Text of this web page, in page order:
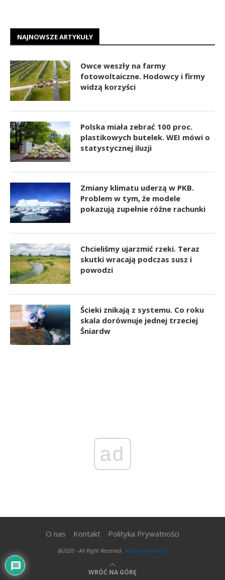
NAJNOWSZE ARTYKUŁY
Owce weszły na farmy
fotowoltaiczne. Hodowcy i firmy
widzą korzyści
Polska miała zebrać 100 proc.
plastikowych butelek. WEI mówi o
statystycznej iluzji
Zmiany klimatu uderzą w PKB.
Problem w tym, że modele
pokazują zupełnie różne rachunki
Chcieliśmy ujarzmić rzeki. Teraz
skutki wracają podczas susz i
powodzi
Ścieki znikają z systemu. Co roku
skala dorównuje jednej trzeciej
Śniardw
ad
O nas Kontakt Polityka Prywatności
@2020 - All Right Reserved. 300gospodarka.pl
WRÓĆ NA GÓRĘ